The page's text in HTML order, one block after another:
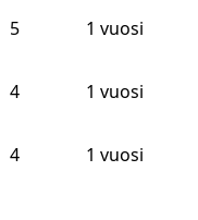
5 1 vuosi
4
1 vuosi
4
1 vuosi